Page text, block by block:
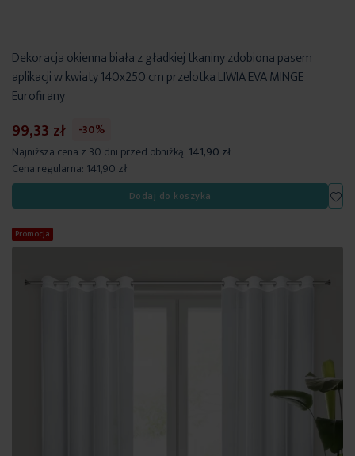
Dekoracja okienna biała z gładkiej tkaniny zdobiona pasem
aplikacji w kwiaty 140x250 cm przelotka LIWIA EVA MINGE
Eurofirany
99,33 zł
-30%
Najniższa cena z 30 dni przed obniżką: 141,90 zł
Cena regularna: 141,90 zł
Dodaj do koszyka
Promocja